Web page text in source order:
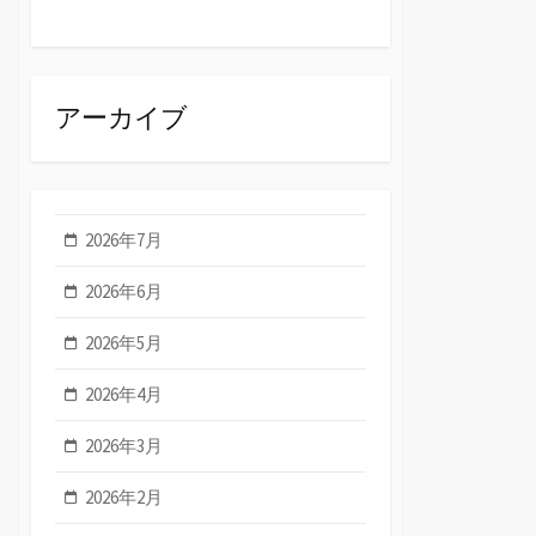
アーカイブ
2026年7月
2026年6月
2026年5月
2026年4月
2026年3月
2026年2月